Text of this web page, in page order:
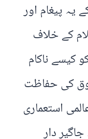
یہ پیغام اور
کے خلاف
کیسے ناکام
کی حفاظت
استعماری
دار